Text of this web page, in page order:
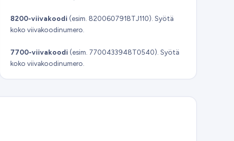
8200-viivakoodi (esim. 8200607918TJ110). Syötä
koko viivakoodinumero.
7700-viivakoodi (esim. 7700433948T0540). Syötä
koko viivakoodinumero.